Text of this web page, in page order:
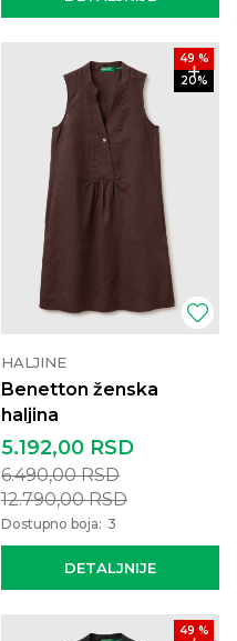
49 %
20%
HALJINE
Benetton ženska
haljina
DETALJNIJE
5.192,00 RSD
6.490,00RSD
12.790,00RSD
Dostupno boja: 3
49 %